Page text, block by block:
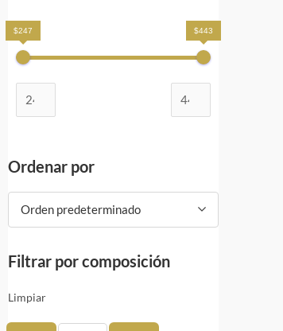
$247 $443
Ordenar por
Orden predeterminado
Filtrar por composición
Limpiar